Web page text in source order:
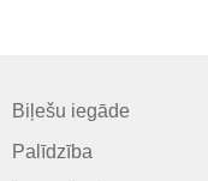
Biļešu iegāde
Palīdzība